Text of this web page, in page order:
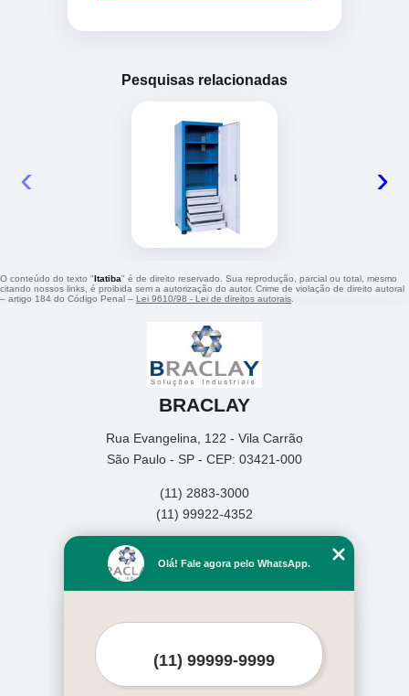
Pesquisas relacionadas
‹ ›
O conteúdo do texto "Itatiba" é de direito reservado. Sua reprodução, parcial ou total, mesmo
citando nossos links, é proibida sem a autorização do autor. Crime de violação de direito autoral
– artigo 184 do Código Penal – Lei 9610/98 - Lei de direitos autorais.
BRACLAY
Rua Evangelina, 122 - Vila Carrão
São Paulo - SP - CEP: 03421-000
(11) 2883-3000
(11) 99922-4352
Empresa
Missão
Mapa do site
Olá! Fale agora pelo WhatsApp.